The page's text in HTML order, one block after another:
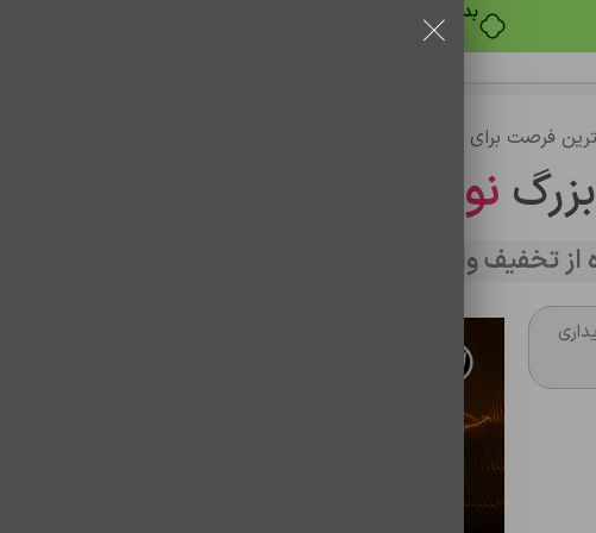
فرصت برای خرید
نوین تراشه
تخفیف وارد سایت شوید
بدون ضامن، بدون سود
ساختگی با تولید سادگی